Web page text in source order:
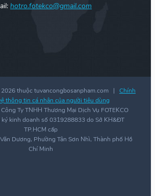
hotro.fotekco@gmail.com
2026 thuộc tuvancongbosanpham.com | Chính
thông tin cá nhân của người tiêu dùng
Ty TNHH Thương Mại Dịch Vụ FOTEKCO
ký kinh doanh số 0319288833 do Sở KH&ĐT
TP.HCM cấp
Dương, Phường Tân Sơn Nhì, Thành phố Hồ
Chí Minh